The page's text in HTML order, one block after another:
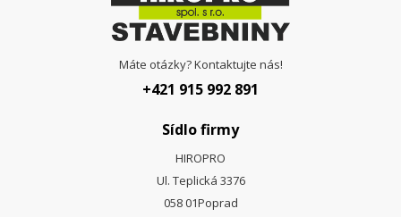
Máte otázky? Kontaktujte nás!
+421 915 992 891
Sídlo firmy
HIROPRO
Ul. Teplická 3376
058 01Poprad